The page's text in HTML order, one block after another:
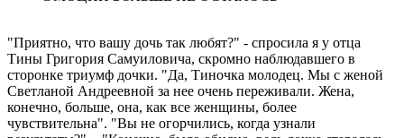
"Приятно, что вашу дочь так любят?" - спросила я у отца
Тины Григория Самуиловича, скромно наблюдавшего в
сторонке триумф дочки. "Да, Тиночка молодец. Мы с женой
Светланой Андреевной за нее очень переживали. Жена,
конечно, больше, она, как все женщины, более
чувствительна". "Вы не огорчились, когда узнали